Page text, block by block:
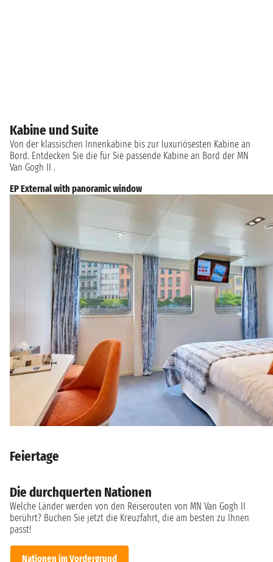
Kabine und Suite
Von der klassischen Innenkabine bis zur luxuriösesten Kabine an
Bord. Entdecken Sie die für Sie passende Kabine an Bord der MN
Van Gogh II .
EP External with panoramic window
Feiertage
Die durchquerten Nationen
Welche Länder werden von den Reiserouten von MN Van Gogh II
berührt? Buchen Sie jetzt die Kreuzfahrt, die am besten zu Ihnen
passt!
Nationen im Vordergrund